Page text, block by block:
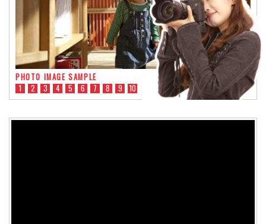
PHOTO IMAGE SAMPLE
1
2 3 4 5 6 7 8 9 10